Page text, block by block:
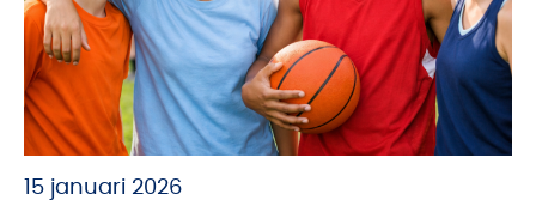
15 januari 2026